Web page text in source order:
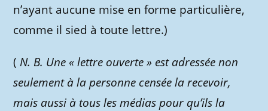
n’ayant aucune mise en forme particulière,
comme il sied à toute lettre.)
(N. B. Une « lettre ouverte » est adressée non
seulement à la personne censée la recevoir,
mais aussi à tous les médias pour qu’ils la